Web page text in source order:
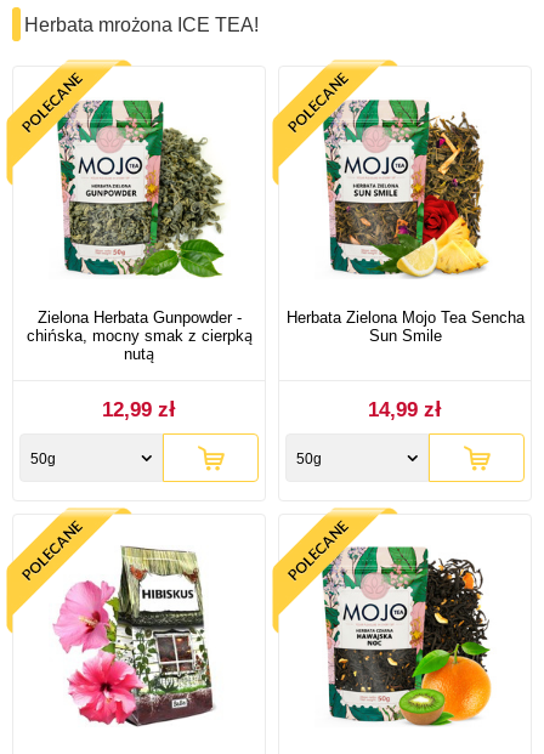
Herbata mrożona ICE TEA!
Zielona Herbata Gunpowder -
chińska, mocny smak z cierpką
nutą
12,99 zł
50g
Herbata Zielona Mojo Tea Sencha
Sun Smile
14,99 zł
50g